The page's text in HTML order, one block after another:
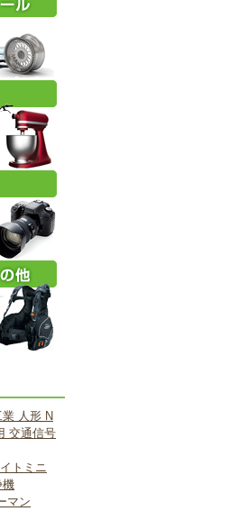
人形 N
交通信号
トミニ
機
マン